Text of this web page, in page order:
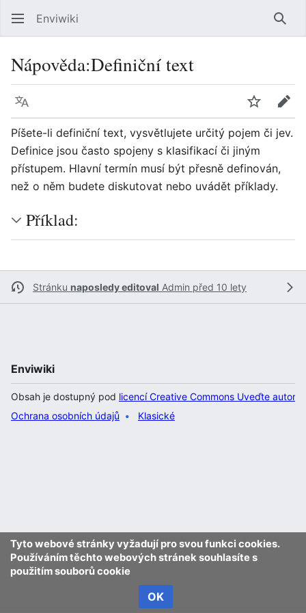
Enviwiki
Nápověda:Definiční text
Jazyk Sledovat
Píšete-li definiční text, vysvětlujete určitý pojem či jev.
Definice jsou často spojeny s klasifikací či jiným
přístupem. Hlavní termín musí být přesně definován,
než o něm budete diskutovat nebo uvádět příklady.
Příklad:
Stránku naposledy editoval Admin před 10 lety
Tyto webové stránky vyžadují pro svou funkci cookies.
Používáním těchto webových stránek souhlasíte s
použitím souborů cookie
OK
Enviwiki
Obsah je dostupný pod licencí Creative Commons Uveďte
Ochrana osobních údajů
Klasické